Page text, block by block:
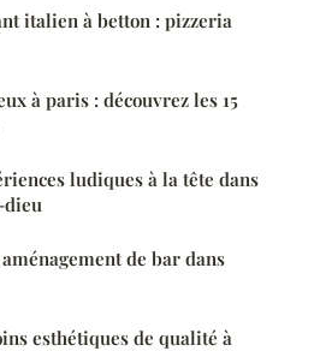
italien à betton : pizzeria
à paris : découvrez les 15
ludiques à la tête dans
dieu
de bar dans
esthétiques de qualité à